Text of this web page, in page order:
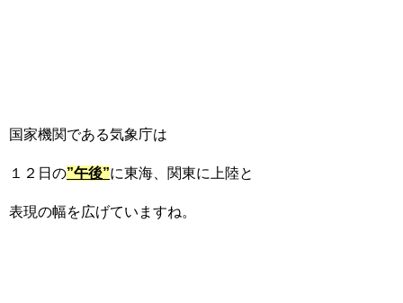
国家機関である気象庁は
１２日の”午後”に東海、関東に上陸と
表現の幅を広げていますね。